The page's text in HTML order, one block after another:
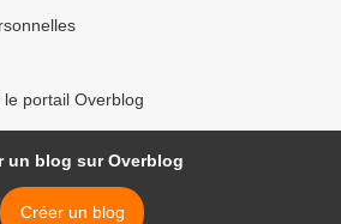
portail Overblog
un blog sur Overblog
Créer un blog